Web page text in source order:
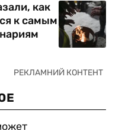
как
к самым